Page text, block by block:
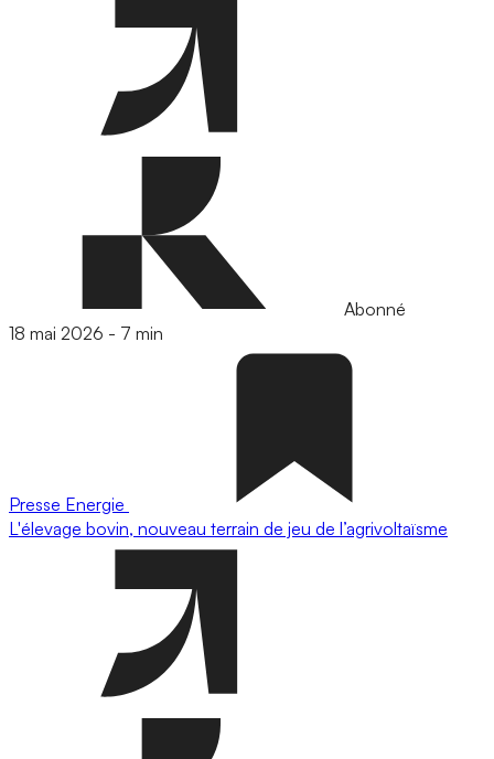
Abonné
18 mai 2026 - 7 min
Presse Energie
L'élevage bovin, nouveau terrain de jeu de l’agrivoltaïsme